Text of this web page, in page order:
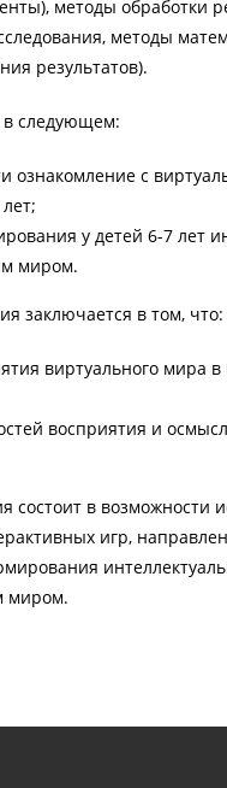
методы обработки
методы
результатов).
в следующем:
ознакомление с
у детей 6-7 лет
миром.
заключается в том, что:
виртуального мира в
восприятия и
состоит в возможности
игр,
миром.